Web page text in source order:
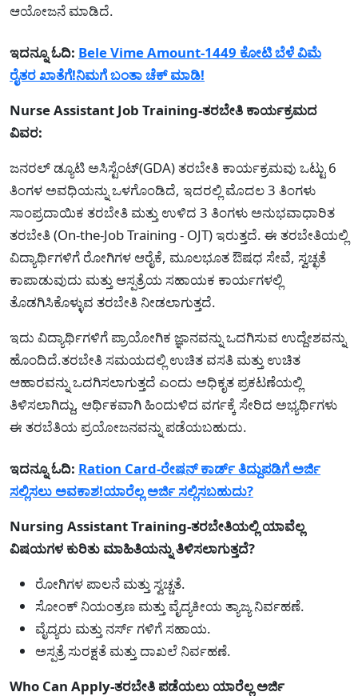
ಆಯೋಜನೆ ಮಾಡಿದೆ.
ಇದನ್ನೂ ಓದಿ: Bele Vime Amount-1449 ಕೋಟಿ ಬೆಳೆ ವಿಮೆ
ರೈತರ ಖಾತೆಗೆ!ನಿಮಗೆ ಬಂತಾ ಚೆಕ್ ಮಾಡಿ!
NurseAssistant Job Training-ತರಬೇತಿ ಕಾರ್ಯಕ್ರಮದ
ವಿವರ:
ಜನರಲ್ ಡ್ಯೂಟಿ ಅಸಿಸ್ಟೆಂಟ್(GDA) ತರಬೇತಿ ಕಾರ್ಯಕ್ರಮವು ಒಟ್ಟು 6
ತಿಂಗಳ ಅವಧಿಯನ್ನು ಒಳಗೊಂಡಿದೆ, ಇದರಲ್ಲಿ ಮೊದಲ 3 ತಿಂಗಳು
ಸಾಂಪ್ರದಾಯಿಕ ತರಬೇತಿ ಮತ್ತು ಉಳಿದ 3 ತಿಂಗಳು ಅನುಭವಾಧಾರಿತ
ತರಬೇತಿ (On-the-Job Training - OJT) ಇರುತ್ತದೆ. ಈ ತರಬೇತಿಯಲ್ಲಿ
ವಿದ್ಯಾರ್ಥಿಗಳಿಗೆ ರೋಗಿಗಳ ಆರೈಕೆ, ಮೂಲಭೂತ ಔಷಧ ಸೇವೆ, ಸ್ವಚ್ಛತೆ
ಕಾಪಾಡುವುದು ಮತ್ತು ಆಸ್ಪತ್ರೆಯ ಸಹಾಯಕ ಕಾರ್ಯಗಳಲ್ಲಿ
ತೊಡಗಿಸಿಕೊಳ್ಳುವ ತರಬೇತಿ ನೀಡಲಾಗುತ್ತದೆ.
ಇದು ವಿದ್ಯಾರ್ಥಿಗಳಿಗೆ ಪ್ರಾಯೋಗಿಕ ಜ್ಞಾನವನ್ನು ಒದಗಿಸುವ ಉದ್ದೇಶವನ್ನು
ಹೊಂದಿದೆ.ತರಬೇತಿ ಸಮಯದಲ್ಲಿ ಉಚಿತ ವಸತಿ ಮತ್ತು ಉಚಿತ
ಆಹಾರವನ್ನು ಒದಗಿಸಲಾಗುತ್ತದೆ ಎಂದು ಅಧಿಕೃತ ಪ್ರಕಟಣೆಯಲ್ಲಿ
ತಿಳಿಸಲಾಗಿದ್ದು, ಆರ್ಥಿಕವಾಗಿ ಹಿಂದುಳಿದ ವರ್ಗಕ್ಕೆ ಸೇರಿದ ಅಭ್ಯರ್ಥಿಗಳು
ಈ ತರಬೆತಿಯ ಪ್ರಯೋಜನವನ್ನು ಪಡೆಯಬಹುದು.
ಇದನ್ನೂ ಓದಿ: Ration Card-ರೇಷನ್ ಕಾರ್ಡ್ ತಿದ್ದುಪಡಿಗೆ ಅರ್ಜಿ
ಸಲ್ಲಿಸಲು ಅವಕಾಶ!ಯಾರೆಲ್ಲ ಅರ್ಜಿ ಸಲ್ಲಿಸಬಹುದು?
Nursing Assistant Training-ತರಬೇತಿಯಲ್ಲಿ ಯಾವೆಲ್ಲ
ವಿಷಯಗಳ ಕುರಿತು ಮಾಹಿತಿಯನ್ನು ತಿಳಿಸಲಾಗುತ್ತದೆ?
ರೋಗಿಗಳ ಪಾಲನೆ ಮತ್ತು ಸ್ವಚ್ಚತೆ.
ಸೋಂಕ್ ನಿಯಂತ್ರಣ ಮತ್ತು ವೈದ್ಯಕೀಯ ತ್ಯಾಜ್ಯ ನಿರ್ವಹಣೆ.
ವೈದ್ಯರು ಮತ್ತು ನರ್ಸ್ ಗಳಿಗೆ ಸಹಾಯ.
ಅಸ್ಪತ್ರೆ ಸುರಕ್ಷತೆ ಮತ್ತು ದಾಖಲೆ ನಿರ್ವಹಣೆ.
Who Can Apply-ತರಬೇತಿ ಪಡೆಯಲು ಯಾರೆಲ್ಲ ಅರ್ಜಿ